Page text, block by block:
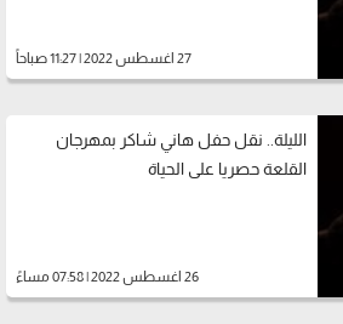
27 اغسطس 2022 | 11:27 صباحاً
الليلة.. نقل حفل هاني شاكر بمهرجان
القلعة حصريا على الحياة
26 اغسطس 2022 | 07:58 مساءً